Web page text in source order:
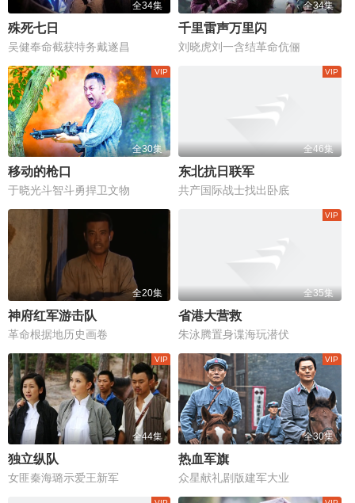
全34集
殊死七日
吴健奉命截获特务戴遂昌
全34集
千里雷声万里闪
刘晓虎刘一含结革命伉俪
全30集
移动的枪口
于晓光斗智斗勇捍卫文物
全46集
东北抗日联军
共产国际战士找出卧底
全20集
神府红军游击队
革命根据地历史画卷
全35集
省港大营救
朱泳腾置身谍海玩潜伏
全44集
独立纵队
女匪秦海璐示爱王新军
全30集
热血军旗
众星献礼剧版建军大业